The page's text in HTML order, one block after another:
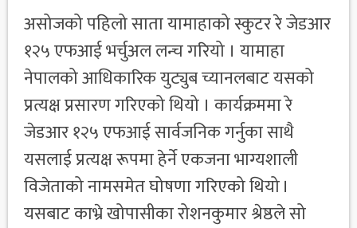
असोजको पहिलो साता यामाहाको स्कुटर रे जेडआर
१२५ एफआई भर्चुअल लन्च गरियो । यामाहा
नेपालको आधिकारिक युट्युब च्यानलबाट यसको
प्रत्यक्ष प्रसारण गरिएको थियो । कार्यक्रममा रे
जेडआर १२५ एफआई सार्वजनिक गर्नुका साथै
यसलाई प्रत्यक्ष रूपमा हेर्ने एकजना भाग्यशाली
विजेताको नामसमेत घोषणा गरिएको थियो ।
यसबाट काभ्रे खोपासीका रोशनकुमार श्रेष्ठले सो